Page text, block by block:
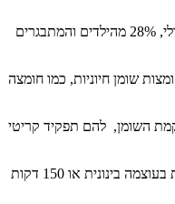
מגפת ההשמנה הולכת וגדלה ומהווה אתגר בריאותי משמעותי בעולם. בעשורים האחרונים חלה עלייה משולשת בשכיחות ההשמנה בעולם. בשנת 2022, על פי דו"ח מכון הבריאות והרווחה האוסטרלי, 28% מהילדים והמתבגרים
שומן חיוניות, כמו חומצה
השומן, להם תפקיד קריטי
פעילות גופנית מתועדת היטב בהקשר של ירידה במשקל, שיפור הכושר הגופני הקרדיווסקולרי ובריאות מטבולית. הנחיות לפעילות גופנית לאנשים עם השמנת יתר ממליצות על 300 דקות של פעילות בעוצמה בינונית או 150 דקות